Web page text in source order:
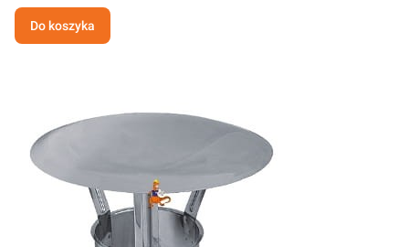
Do koszyka